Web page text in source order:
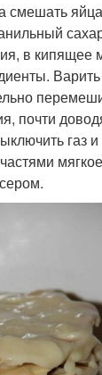
смешать
в кипящее
почти
газ